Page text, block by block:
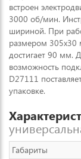
встроен
3000 об/мин.
шириной. При
размером 305x30
достигает 90 мм.
возможность
D27111
упаковке.
Габариты